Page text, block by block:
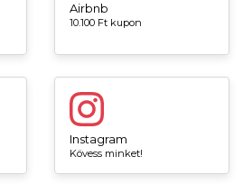
Airbnb
10.100 Ft kupon
Instagram
Kövess minket!